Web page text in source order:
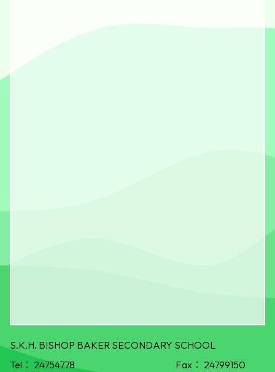
S.K.H. BISHOP BAKER SECONDARY SCHOOL
Tel： 24754778 Fax： 24799150